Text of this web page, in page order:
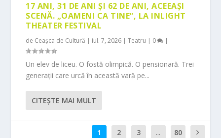
17 ANI, 31 DE ANI ȘI 62 DE ANI, ACEEAȘI
SCENĂ. „OAMENI CA TINE”, LA INLIGHT
THEATER FESTIVAL
de Ceașca de Cultură | iul. 7, 2026 |Teatru | 0 |
Un elev de liceu. O fostă olimpică. O pensionară. Trei
generații care urcă în această vară pe...
CITEŞTE MAI MULT
1 2 3 ... 80